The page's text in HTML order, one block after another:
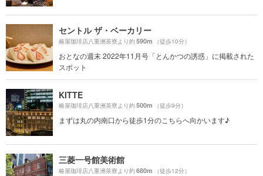
セントル ザ・ベーカリー
椿屋珈琲店八重洲茶寮より約590m （徒歩10分）
おとなの週末 2022年11月号「とんかつの誘惑」に掲載された
スポット
KITTE
椿屋珈琲店八重洲茶寮より約500m （徒歩9分）
まずは丸の内南口から徒歩1分のこちらへ向かいます♪
三菱一号館美術館
椿屋珈琲店八重洲茶寮より約680m （徒歩12分）